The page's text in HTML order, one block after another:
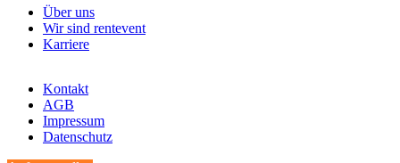
Über uns
Wir sind rentevent
Karriere
Kontakt
AGB
Impressum
Datenschutz